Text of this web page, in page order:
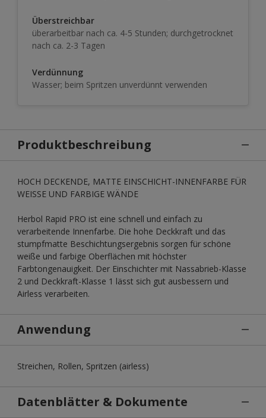
Überstreichbar
überarbeitbar nach ca. 4-5 Stunden; durchgetrocknet
nach ca. 2-3 Tagen
Verdünnung
Wasser; beim Spritzen unverdünnt verwenden
Produktbeschreibung
HOCH DECKENDE, MATTE EINSCHICHT-INNENFARBE FÜR
WEISSE UND FARBIGE WÄNDE
Herbol Rapid PRO ist eine schnell und einfach zu
verarbeitende Innenfarbe. Die hohe Deckkraft und das
stumpfmatte Beschichtungsergebnis sorgen für schöne
weiße und farbige Oberflächen mit höchster
Farbtongenauigkeit. Der Einschichter mit Nassabrieb-Klasse
2 und Deckkraft-Klasse 1 lässt sich gut ausbessern und
Airless verarbeiten.
Anwendung
Streichen, Rollen, Spritzen (airless)
Datenblätter & Dokumente